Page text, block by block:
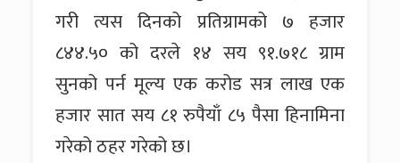
गरी त्यस दिनको प्रतिग्रामको ७ हजार
८४४.५० को दरले १४ सय ९१.७१८ ग्राम
सुनको पर्न मूल्य एक करोड सत्र लाख एक
हजार सात सय ८१ रुपैयाँ ८५ पैसा हिनामिना
गरेको ठहर गरेको छ।